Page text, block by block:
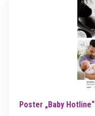
Poster „Baby Hotline“